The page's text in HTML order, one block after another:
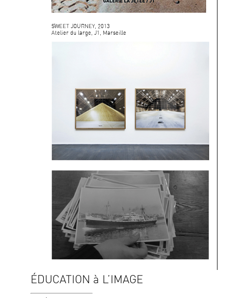
SWEET JOURNEY, 2013
Atelier du large, J1, Marseille
ÉDUCATION à L’IMAGE